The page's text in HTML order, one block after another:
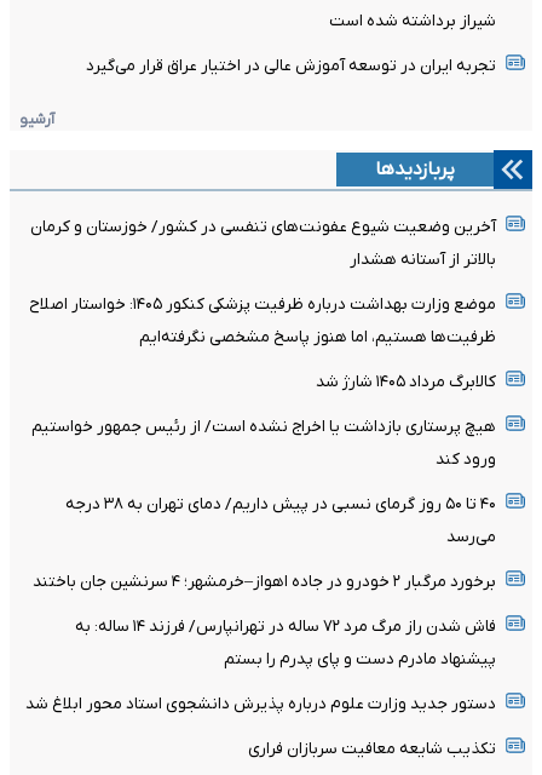
شیراز برداشته شده است
تجربه ایران در توسعه آموزش عالی در اختیار عراق قرار می‌گیرد
آرشیو
پربازدیدها
آخرین وضعیت شیوع عفونت‌های تنفسی در کشور/ خوزستان و کرمان
بالاتر از آستانه هشدار
موضع وزارت بهداشت درباره ظرفیت پزشکی کنکور ۱۴۰۵: خواستار اصلاح
ظرفیت‌ها هستیم، اما هنوز پاسخ مشخصی نگرفته‌ایم
کالابرگ مرداد ۱۴۰۵ شارژ شد
هیچ پرستاری بازداشت یا اخراج نشده است/ از رئیس جمهور خواستیم
ورود کند
۴۰ تا ۵۰ روز گرمای نسبی در پیش داریم/ دمای تهران به ۳۸ درجه
می‌رسد
برخورد مرگبار ۲ خودرو در جاده اهواز–خرمشهر؛ ۴ سرنشین جان باختند
فاش شدن راز مرگ مرد ۷۲ ساله در تهرانپارس/ فرزند ۱۴ ساله: به
پیشنهاد مادرم دست و پای پدرم را بستم
دستور جدید وزارت علوم درباره پذیرش دانشجوی استاد محور ابلاغ شد
تکذیب شایعه معافیت سربازان فراری